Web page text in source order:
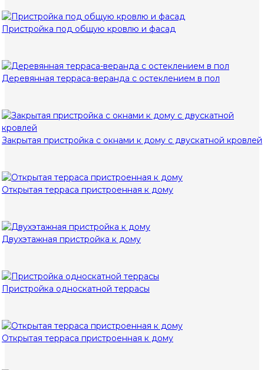
Пристройка под общую кровлю и фасад
Деревянная терраса-веранда с остеклением в пол
Закрытая пристройка с окнами к дому с двускатной кровлей
Открытая терраса пристроенная к дому
Двухэтажная пристройка к дому
Пристройка односкатной террасы
Открытая терраса пристроенная к дому